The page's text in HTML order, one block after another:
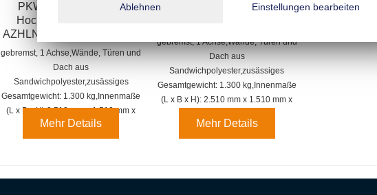
PKW-Kofferanhänger,
Hochladerausführung,
AZHLN 1325/151 - Serie 40
gebremst, 1 Achse,Wände, Türen und
Dach aus
Sandwichpolyester,zusässiges
Gesamtgewicht: 1.300 kg, Innenmaße
(L x B x H):2.510 mm x 1.510 mm x
1.500 mm
Mehr Details
Hochladerausführung,
gebremst, 1 Achse,Wände, Türen und
Dach aus
Sandwichpolyester,zusässiges
Gesamtgewicht: 1.300 kg,Innenmaße
(L x B x H): 2.510 mm x 1.510 mm x
Mehr Details
Ablehnen Einstellungen bearbeiten